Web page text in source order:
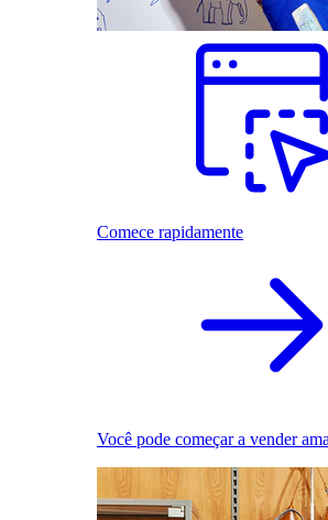
Comece rapidamente
Você pode começar a vender